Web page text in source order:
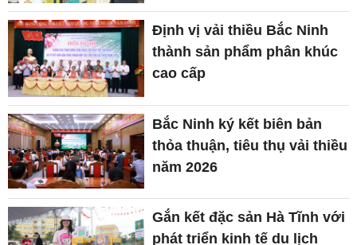
Định vị vải thiều Bắc Ninh
thành sản phẩm phân khúc
cao cấp
Bắc Ninh ký kết biên bản
thỏa thuận, tiêu thụ vải thiều
năm 2026
Gắn kết đặc sản Hà Tĩnh với
phát triển kinh tế du lịch